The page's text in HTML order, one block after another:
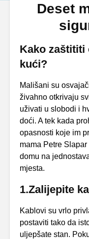
Deset
Kako zaštititi
kući?
Mališani su
živahno otkrivaju
uživati u slobodi i
doći. A tek kada
opasnosti koje im
mama Petre
domu na
mjesta.
1.Zalijepite
Kablovi su vrlo
postaviti tako da
uljepšate stan.